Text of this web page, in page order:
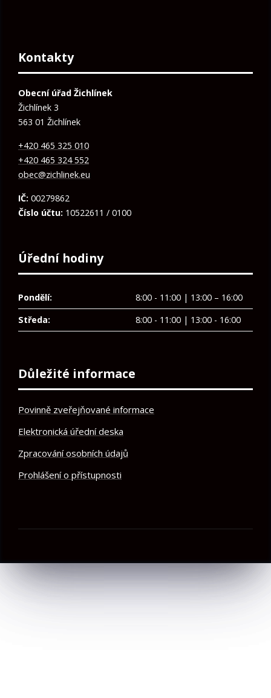
Kontakty
Obecní úřad Žichlínek
Žichlínek 3
563 01 Žichlínek
+420 465 325 010
+420 465 324 552
obec@zichlinek.eu
IČ: 00279862
Číslo účtu: 10522611 / 0100
Úřední hodiny
Pondělí:
8:00 - 11:00 | 13:00 – 16:00
Středa:
8:00 - 11:00 | 13:00 - 16:00
Důležité informace
Povinně zveřejňované informace
Elektronická úřední deska
Zpracování osobních údajů
Prohlášení o přístupnosti